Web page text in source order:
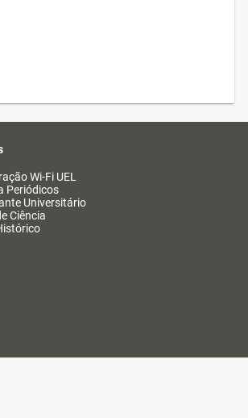
Wi-Fi UEL
Periódicos
Universitário
Ciência